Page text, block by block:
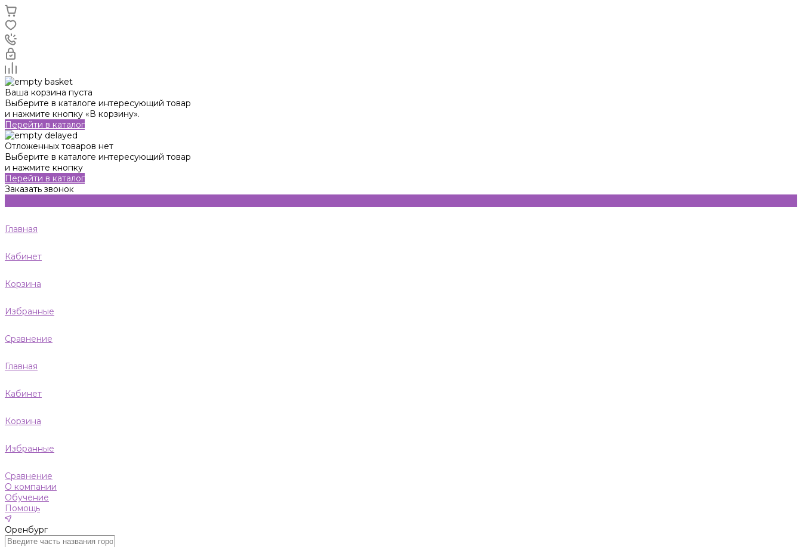
Ваша корзина пуста
Выберите в каталоге интересующий товар
и нажмите кнопку «В корзину».
Перейти в каталог
Отложенных товаров нет
Выберите в каталоге интересующий товар
и нажмите кнопку
Перейти в каталог
Заказать звонок
Главная
Кабинет
Корзина
Избранные
Сравнение
Главная
Кабинет
Корзина
Избранные
Сравнение
О компании
Обучение
Помощь
Оренбург